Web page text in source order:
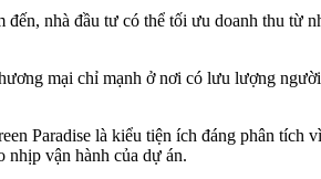
nhà đầu tư có thể tối ưu doanh thu từ
mại chỉ mạnh ở nơi có lưu lượng
Paradise là kiểu tiện ích đáng phân tích
nhịp vận hành của dự án.